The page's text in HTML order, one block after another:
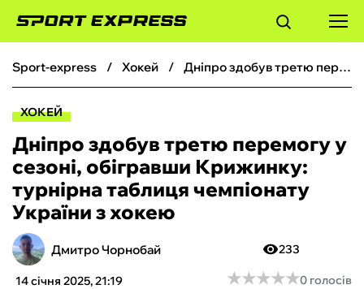
ФУТБОЛ
БОКС
ХОКЕЙ
ТЕНІС
sport-express хокей Дніпро здобув третю перемогу у сезоні, обігравши Крижинку: турнірна таблиця чемпіонату України з хокею
ХОКЕЙ
Дніпро здобув третю перемогу у
сезоні, обігравши Крижинку:
турнірна таблиця чемпіонату
України з хокею
Дмитро Чорнобай
14 січня 2025, 21:19
233
★★★★★
★★★★★0 голосів